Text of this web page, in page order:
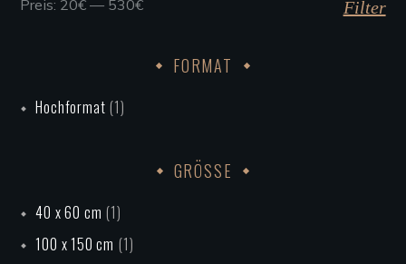
Min.
Max.
Filter
Preis: 20€ — 530€
FORMAT
Hochformat (1)
GRÖSSE
40 x 60 cm (1)
100 x 150 cm (1)